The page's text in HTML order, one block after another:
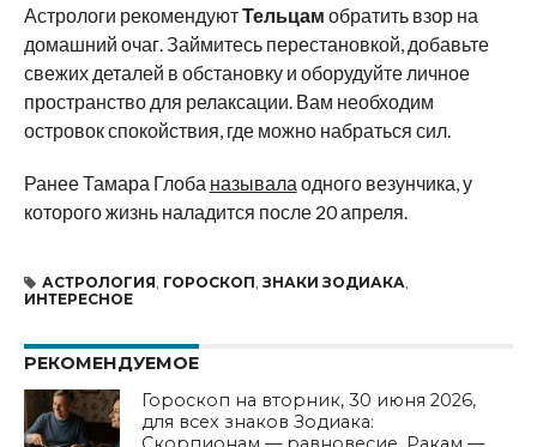
Астрологи рекомендуютТельцам обратить взор на
домашний очаг. Займитесь перестановкой, добавьте
свежих деталей в обстановку и оборудуйте личное
пространство для релаксации. Вам необходим
островок спокойствия, где можно набраться сил.
Ранее Тамара Глоба называла одного везунчика, у
которого жизнь наладится после 20 апреля.
АСТРОЛОГИЯ, ГОРОСКОП, ЗНАКИ ЗОДИАКА,
ИНТЕРЕСНОЕ
РЕКОМЕНДУЕМОЕ
Гороскоп на вторник, 30 июня 2026,
для всех знаков Зодиака: